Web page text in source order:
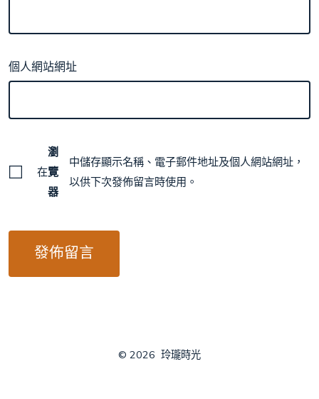
個人網站網址
在
瀏
覽
器
中儲存顯示名稱、電子郵件地址及個人網站網址，
以供下次發佈留言時使用。
© 2026 玲瓏時光